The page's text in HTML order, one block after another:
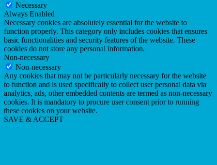
Necessary
Always Enabled
Necessary cookies are absolutely essential for the website to
function properly. This category only includes cookies that ensures
basic functionalities and security features of the website. These
cookies do not store any personal information.
Non-necessary
Non-necessary
Any cookies that may not be particularly necessary for the website
to function and is used specifically to collect user personal data via
analytics, ads, other embedded contents are termed as non-necessary
cookies. It is mandatory to procure user consent prior to running
these cookies on your website.
SAVE & ACCEPT